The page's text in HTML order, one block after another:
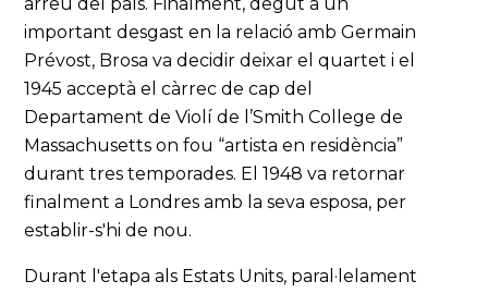
important desgast en la relació amb Germain
Prévost, Brosa va decidir deixar el quartet i el
1945 acceptà el càrrec de cap del
Departament de Violí de l’Smith College de
Massachusetts on fou “artista en residència”
durant tres temporades. El 1948 va retornar
finalment a Londres amb la seva esposa, per
establir-s'hi de nou.
Durant l'etapa als Estats Units, paral·lelament